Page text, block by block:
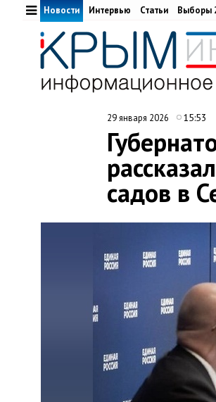
Новости Интервью Статьи Выборы
29 января 2026 15:53
садов в